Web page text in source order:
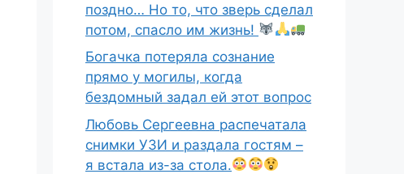
поздно… Но то, что зверь сделал
потом, спасло им жизнь!
Богачка потеряла сознание
прямо у могилы, когда
бездомный задал ей этот вопрос
Любовь Сергеевна распечатала
снимки УЗИ и раздала гостям –
я встала из-за стола.